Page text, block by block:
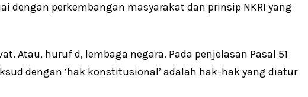
dengan perkembangan masyarakat dan prinsip NKRI yang
Atau, huruf d, lembaga negara. Pada penjelasan Pasal 51
dengan ‘hak konstitusional’ adalah hak-hak yang diatur